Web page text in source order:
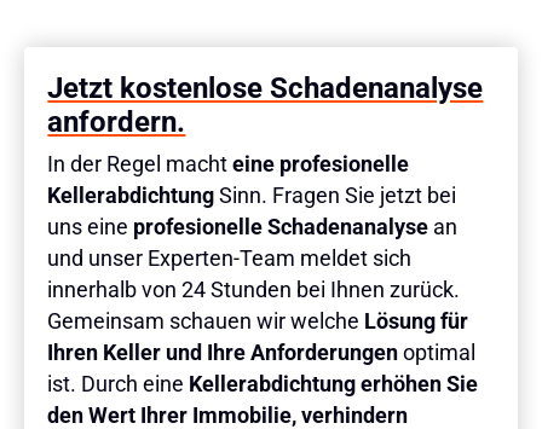
Jetzt kostenlose Schadenanalyse
anfordern.
In der Regel machteine profesionelle
Kellerabdichtung Sinn. Fragen Sie jetzt bei
uns eine profesionelle Schadenanalyse an
und unser Experten-Team meldet sich
innerhalb von 24 Stunden bei Ihnen zurück.
Gemeinsam schauen wir welche Lösung für
Ihren Keller und Ihre Anforderungenoptimal
ist. Durch eine Kellerabdichtung erhöhen Sie
den Wert Ihrer Immobilie, verhindern